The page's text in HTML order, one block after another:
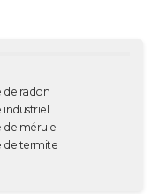
de radon
industriel
de mérule
de termite